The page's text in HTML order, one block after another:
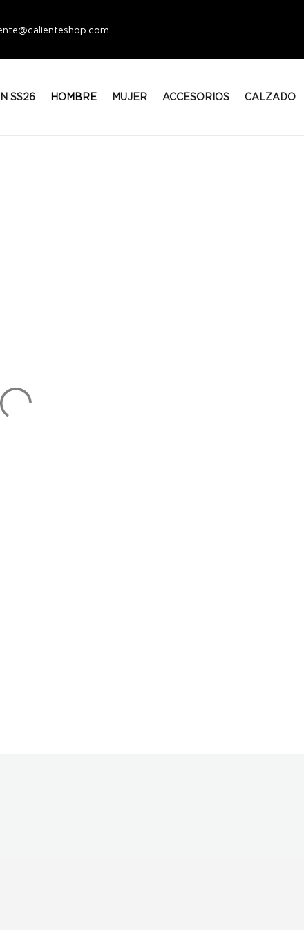
SS26 HOMBRE MUJER ACCESORIOS CALZADO